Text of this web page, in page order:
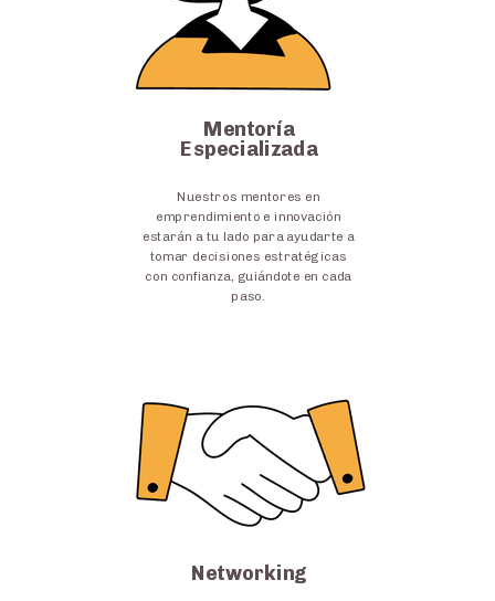
Nuestros mentores en
emprendimiento e innovación
estarán a tu lado para ayudarte a
tomar decisiones estratégicas
con confianza, guiándote en cada
paso.
Mentoría
Especializada
Networking